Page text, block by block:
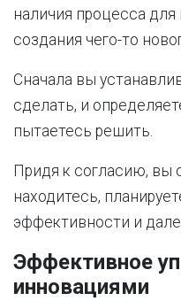
наличия процесса
создания чего-то
Сначала вы
сделать, и
пытаетесь решить.
Придя к согласию, вы
находитесь,
эффективности и
Эффективное
инновациями